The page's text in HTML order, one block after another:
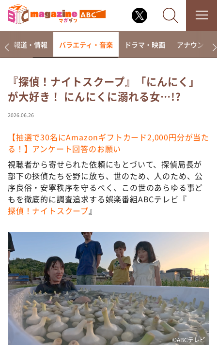
なるみ・岡村の過ぎるTV
相席食堂
～人生密着トークバラエティ！～ やすとものいたっ
て真剣です
探偵！ナイトスクープ
news おかえり
河合＆A.B.C-Z塚田×福井アナ「なんでやねん！？」
（news おかえり）
本日はダイアンなり！シーズン２
朝だ！生です旅サラダ
教えて！ニュースライブ 正義のミカタ
ＬＩＦＥ～夢のカタチ～
新婚さんいらっしゃい！
ポツンと一軒家
ザキ山小屋本館
報道・情報 バラエティ・音楽 ドラマ・映画 アナウンサー
『探偵！ナイトスクープ』「にんにく」
が大好き！ にんにくに溺れる女…!?
2026.06.26
【抽選で30名にAmazonギフトカード2,000円分が当た
る！】アンケート回答のお願い
視聴者から寄せられた依頼にもとづいて、探偵局長が
部下の探偵たちを野に放ち、世のため、人のため、公
序良俗・安寧秩序を守るべく、この世のあらゆる事ど
もを徹底的に調査追求する娯楽番組ABCテレビ『
探偵！ナイトスクープ』
©️ABCテレビ